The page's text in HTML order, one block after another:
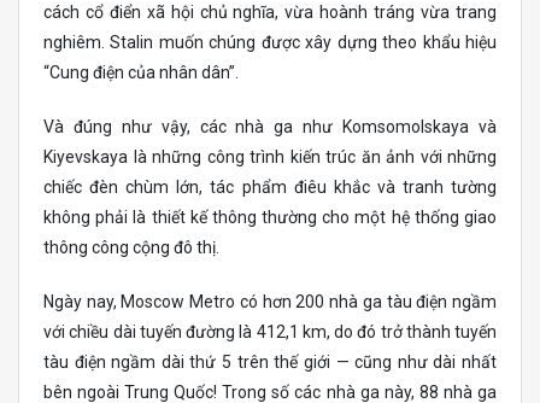
cách cổ điển xã hội chủ nghĩa, vừa hoành tráng vừa trang
nghiêm. Stalin muốn chúng được xây dựng theo khẩu hiệu
“Cung điện của nhân dân”.
Và đúng như vậy, các nhà ga như Komsomolskaya và
Kiyevskaya là những công trình kiến ​​trúc ăn ảnh với những
chiếc đèn chùm lớn, tác phẩm điêu khắc và tranh tường
không phải là thiết kế thông thường cho một hệ thống giao
thông công cộng đô thị.
Ngày nay, Moscow Metro có hơn 200 nhà ga tàu điện ngầm
với chiều dài tuyến đường là 412,1 km, do đó trở thành tuyến
tàu điện ngầm dài thứ 5 trên thế giới — cũng như dài nhất
bên ngoài Trung Quốc! Trong số các nhà ga này, 88 nhà ga